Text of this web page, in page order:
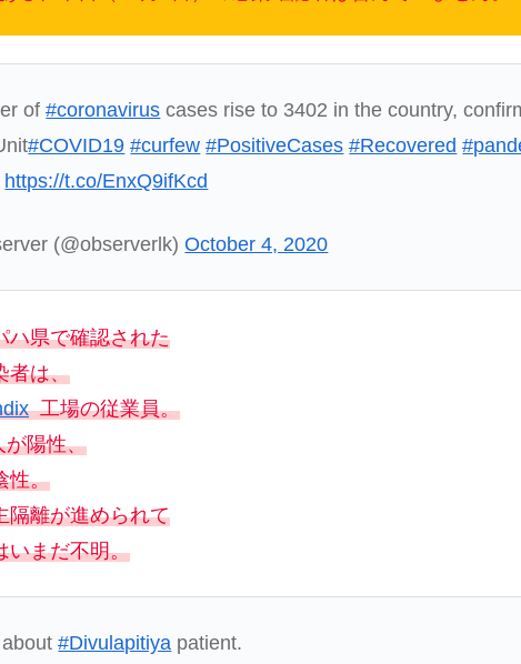
of#coronavirus cases rise to 3402 in the country,
#COVID19 #curfew #PositiveCases #Recovered
https://t.co/EnxQ9ifKcd
(@observerlk)October 4, 2020
ハ県で確認された
者は、
工場の従業員。
が陽性、
性。
隔離が進められて
いまだ不明。
about#Divulapitiya patient.